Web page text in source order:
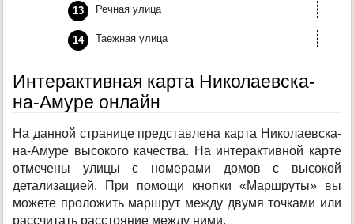
Речная улица
Таежная улица
Интерактивная карта Николаевска-
на-Амуре онлайн
На данной странице представлена карта Николаевска-
на-Амуре высокого качества. На интерактивной карте
отмечены улицы с номерами домов с высокой
детализацией. При помощи кнопки «Маршруты» вы
можете проложить маршрут между двумя точками или
рассчитать расстояние между ними.